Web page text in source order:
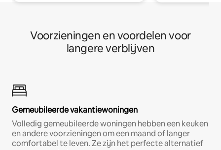
Voorzieningen en voordelen voor
langere verblijven
Gemeubileerde vakantiewoningen
Volledig gemeubileerde woningen hebben een keuken
en andere voorzieningen om een maand of langer
comfortabel te leven. Ze zijn het perfecte alternatief